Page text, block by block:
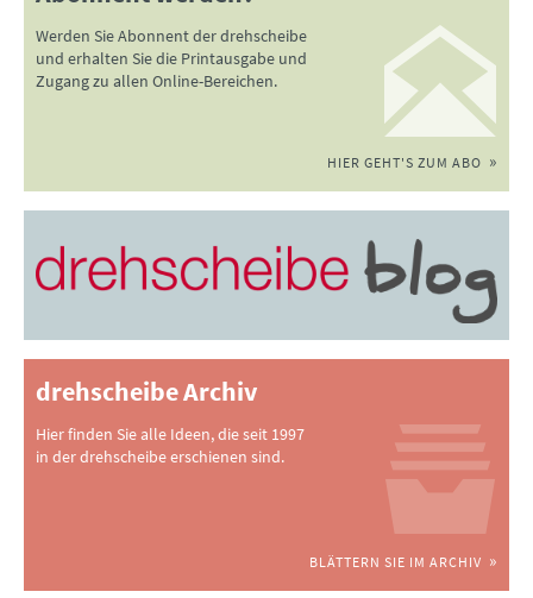
Werden Sie Abonnent der drehscheibe
und erhalten Sie die Printausgabe und
Zugang zu allen Online-Bereichen.
HIER GEHT'S ZUM ABO
drehscheibe Archiv
Hier finden Sie alle Ideen, die seit 1997
in der drehscheibe erschienen sind.
BLÄTTERN SIE IM ARCHIV